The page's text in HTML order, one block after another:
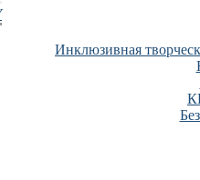
Инклюзивная